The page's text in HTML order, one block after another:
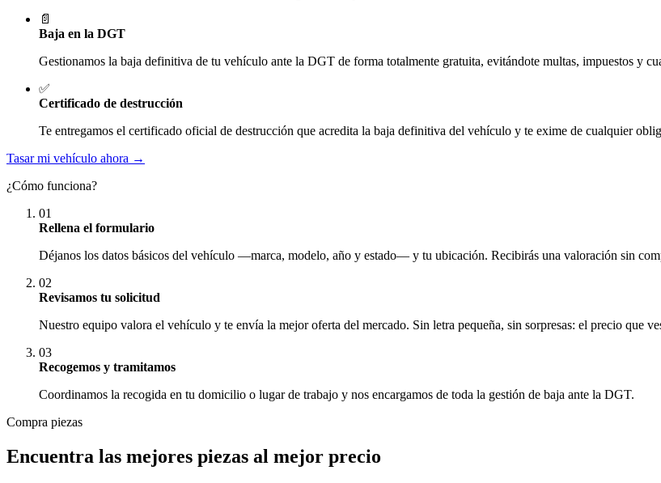
📄
Baja en la DGT
Gestionamos la baja definitiva de tu vehículo ante la DGT de forma totalmente gratuita, evitándote multas, impuestos y
✅
Certificado de destrucción
Te entregamos el certificado oficial de destrucción que acredita la baja definitiva del vehículo y te exime de cualquier
Tasar mi vehículo ahora →
¿Cómo funciona?
01
Rellena el formulario
Déjanos los datos básicos del vehículo —marca, modelo, año y estado— y tu ubicación. Recibirás una valoración sin
02
Revisamos tu solicitud
Nuestro equipo valora el vehículo y te envía la mejor oferta del mercado. Sin letra pequeña, sin sorpresas: el precio que
03
Recogemos y tramitamos
Coordinamos la recogida en tu domicilio o lugar de trabajo y nos encargamos de toda la gestión de baja ante la DGT.
Compra piezas
Encuentra las mejores piezas al mejor precio